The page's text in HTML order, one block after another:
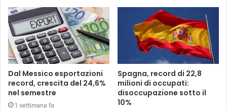
Dal Messico esportazioni
record, crescita del 24,6%
nel semestre
1 settimana fa
Spagna, record di 22,8
milioni di occupati:
disoccupazione sotto il
10%